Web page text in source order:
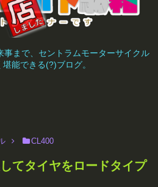
事まで、セントラムモーターサイクル
能できる(?)ブログ。
CL400
てタイヤをロードタイプ